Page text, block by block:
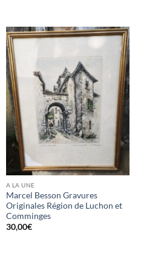
A LA UNE
Marcel Besson Gravures
Originales Région de Luchon et
Comminges
30,00€